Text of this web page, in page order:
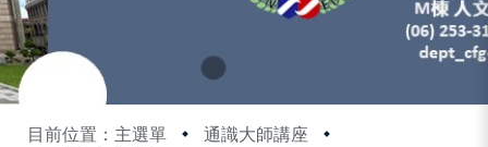
目前位置：主選單
通識大師講座